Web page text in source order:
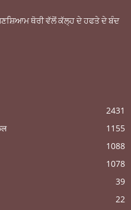
ਥੋਰੀ ਵੱਲੋਂ ਕੱਲ੍ਹ ਦੇ ਹਫਤੇ ਦੇ ਬੰਦ
2431
1155
1088
1078
39
22